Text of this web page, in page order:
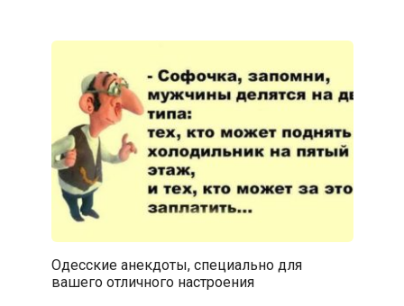
Одесские анекдоты, специально для
вашего отличного настроения